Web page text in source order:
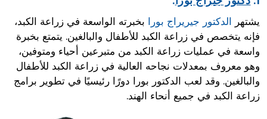
يشتهر الدكتور جيريراج بورا بخبرته الواسعة في زراعة الكبد،
فإنه يتخصص في زراعة الكبد للأطفال والبالغين. يتمتع بخبرة
واسعة في عمليات زراعة الكبد من متبرعين أحياء ومتوفين،
وهو معروف بمعدلات نجاحه العالية في زراعة الكبد للأطفال
والبالغين. وقد لعب الدكتور بورا دورًا رئيسيًا في تطوير برامج
زراعة الكبد في جميع أنحاء الهند.